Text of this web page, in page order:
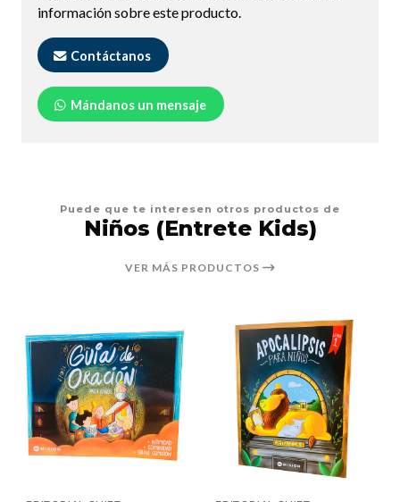
información sobre este producto.
Contáctanos
Mándanos un mensaje
Puede que te interesen otros productos de
Niños (Entrete Kids)
VER MÁS PRODUCTOS